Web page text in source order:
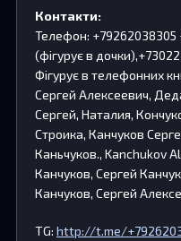
Контакти:
Телефон: +79262038305
(фігурує в
Фігурує в телефонних
Сергей Алексеевич,
Сергей, Наталия,
Строика, Канчуков
Каньчуков., Kanchukov
Канчуков, Сергей
Канчуков, Сергей
TG: http://t.me/